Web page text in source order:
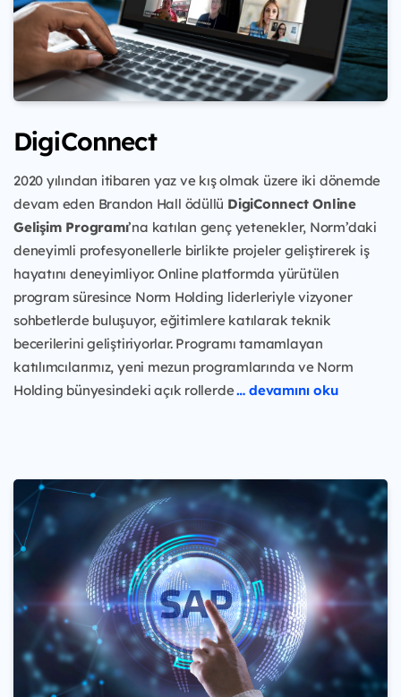
DigiConnect
2020 yılından itibaren yaz ve kış olmak üzere iki dönemde
devam eden Brandon Hall ödüllü DigiConnect Online
Gelişim Programı’na katılan genç yetenekler, Norm’daki
deneyimli profesyonellerle birlikte projeler geliştirerek iş
hayatını deneyimliyor. Online platformda yürütülen
program süresince Norm Holding liderleriyle vizyoner
sohbetlerde buluşuyor, eğitimlere katılarak teknik
becerilerini geliştiriyorlar. Programı tamamlayan
katılımcılarımız, yeni mezun programlarında ve Norm
Holding bünyesindeki açık rollerde… devamını oku